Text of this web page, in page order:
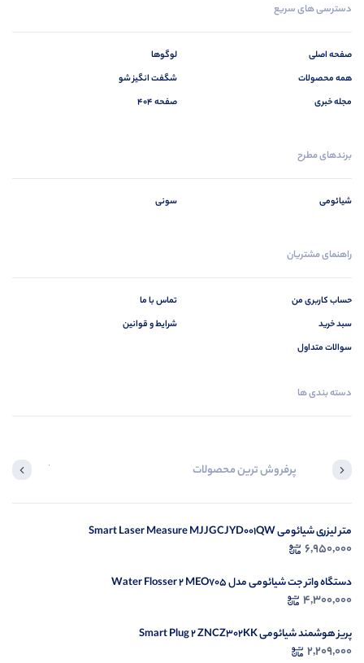
دسترسی های سریع
صفحه اصلی
همه محصولات
مجله خبری
لوگوها
شگفت انگیز شو
صفحه 404
برندهای مطرح
شیائومی سونی
راهنمای مشتریان
حساب کاربری من
سبد خرید
سوالات متداول
تماس با ما
شرایط و قوانین
دسته بندی ها
پرفروش ترین محصولات آخرین
متر لیزری شیائومی Smart Laser Measure MJJGCJYD001QW
6,950,000
دستگاه واتر جت شیائومی مدل Water Flosser 2 MEO705
4,300,000
پریز هوشمند شیائومی Smart Plug 2 ZNCZ302KK
2,209,000